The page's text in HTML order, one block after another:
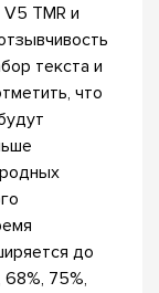
TMR и
текста и
что
до
75%,